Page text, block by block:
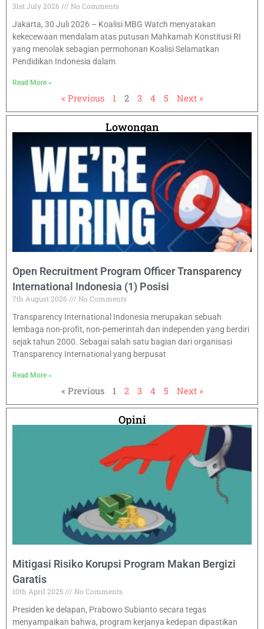
31st July 2026
No Comments
Jakarta, 30 Juli 2026 – Koalisi MBG Watch menyatakan
kekecewaan mendalam atas putusan Mahkamah Konstitusi RI
yang menolak sebagian permohonan Koalisi Selamatkan
Pendidikan Indonesia dalam
Read More »
« Previous 1 2 3 4 5 Next »
Lowongan
Open Recruitment Program Officer Transparency
International Indonesia (1) Posisi
7th August 2026
No Comments
Transparency International Indonesia merupakan sebuah
lembaga non-profit, non-pemerintah dan independen yang berdiri
sejak tahun 2000. Sebagai salah satu bagian dari organisasi
Transparency International yang berpusat
Read More »
« Previous 1 2 3 4 5 Next »
Opini
Mitigasi Risiko Korupsi Program Makan Bergizi
Garatis
10th April 2025
No Comments
Presiden ke delapan, Prabowo Subianto secara tegas
menyampaikan bahwa, program kerjanya kedepan dipastikan